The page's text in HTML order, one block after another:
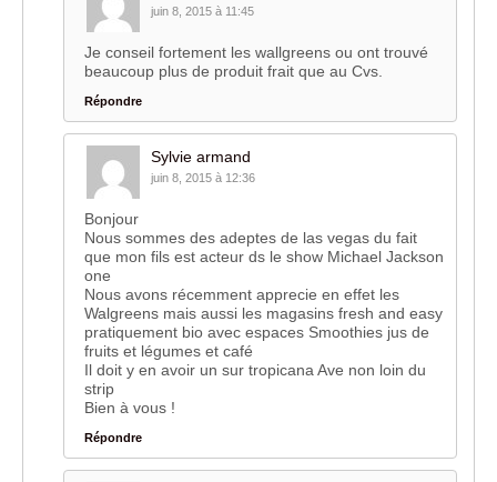
juin 8, 2015 à 11:45
Je conseil fortement les wallgreens ou ont trouvé
beaucoup plus de produit frait que au Cvs.
Répondre
Sylvie armand
juin 8, 2015 à 12:36
Bonjour
Nous sommes des adeptes de las vegas du fait
que mon fils est acteur ds le show Michael Jackson
one
Nous avons récemment apprecie en effet les
Walgreens mais aussi les magasins fresh and easy
pratiquement bio avec espaces Smoothies jus de
fruits et légumes et café
Il doit y en avoir un sur tropicana Ave non loin du
strip
Bien à vous !
Répondre